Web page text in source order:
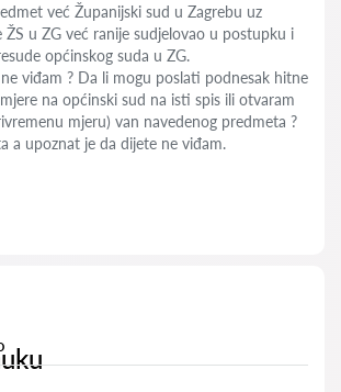
već Županijski sud u Zagrebu uz
ŽS u ZG već ranije sudjelovao u postupku i
općinskog suda u ZG.
viđam ? Da li mogu poslati podnesak hitne
na općinski sud na isti spis ili otvaram
mjeru) van navedenog predmeta ?
a upoznat je da dijete ne viđam.